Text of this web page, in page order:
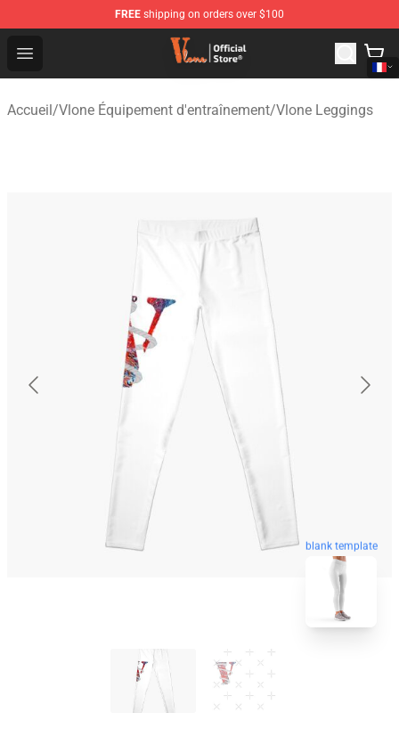
FREE shipping on orders over $100
Open menu
Vlone Shop - Official Vlone Merchandise Store
Accueil/Vlone Équipement d'entraînement/Vlone Leggings
blank template